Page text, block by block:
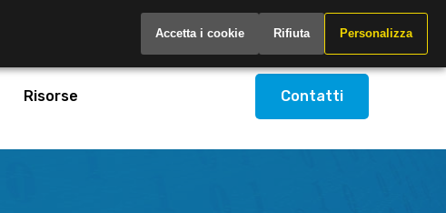
Risorse Contatti
Accetta i cookie Rifiuta Personalizza